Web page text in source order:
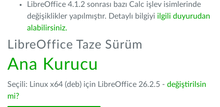
LibreOffice 4.1.2 sonrası bazı Calc işlev isimlerinde
değişiklikler yapılmıştır. Detaylı bilgiyi ilgili duyurudan
alabilirsiniz.
LibreOffice Taze Sürüm
Ana Kurucu
Seçili: Linux x64 (deb) için LibreOffice 26.2.5 - değiştirilsin
mi?